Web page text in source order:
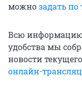
можнозадать
Всю
удобства мы
новости
онлайн-